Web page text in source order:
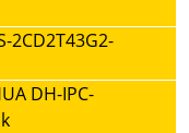
2CD2T43G2-
DH-IPC-